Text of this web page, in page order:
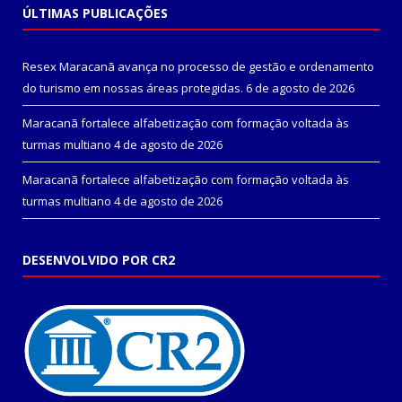
ÚLTIMAS PUBLICAÇÕES
Resex Maracanã avança no processo de gestão e ordenamento
do turismo em nossas áreas protegidas. 6 de agosto de 2026
Maracanã fortalece alfabetização com formação voltada às
turmas multiano 4 de agosto de 2026
Maracanã fortalece alfabetização com formação voltada às
turmas multiano 4 de agosto de 2026
DESENVOLVIDO POR CR2